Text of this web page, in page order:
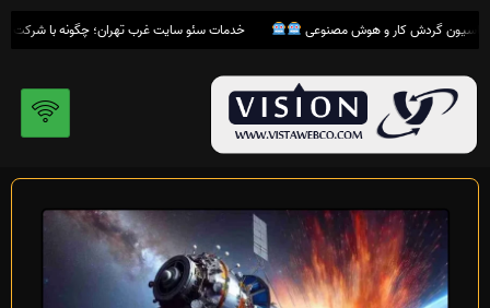
خدمات سئو سایت غرب تهران؛ چگونه با شرکت